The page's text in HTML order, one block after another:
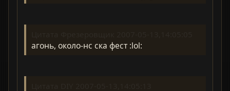
агонь, около-нс ска фест :lol: